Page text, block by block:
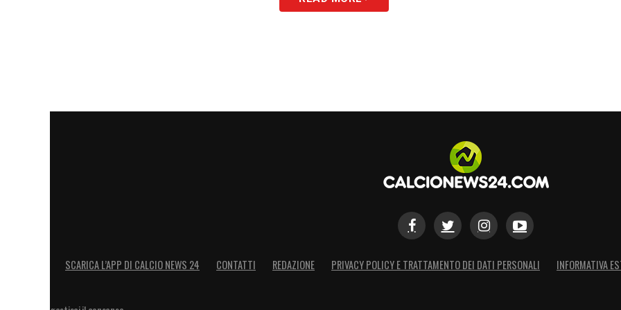
SCARICA L’APP DI CALCIO NEWS 24 CONTATTI REDAZIONE PRIVACY POLICY E TRATTAMENTO DEI DATI PERSONALI INFORMATIVA